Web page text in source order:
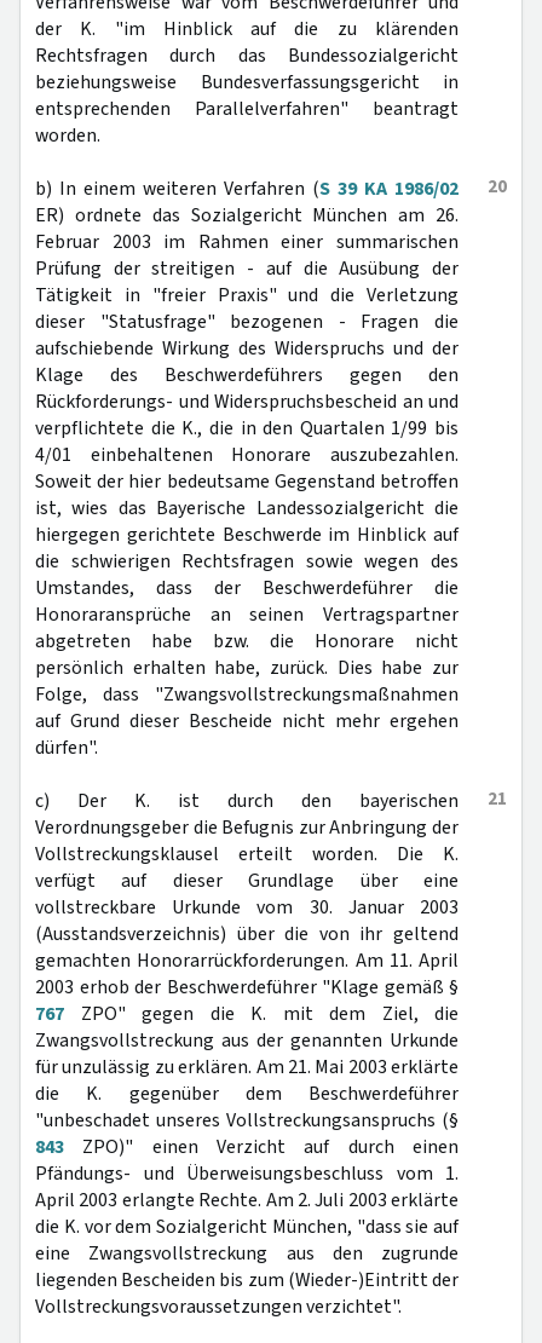
der K. "im Hinblick auf die zu klärenden
Rechtsfragen durch das Bundessozialgericht
beziehungsweise Bundesverfassungsgericht in
entsprechenden Parallelverfahren" beantragt
worden.
20
b) In einem weiteren Verfahren (S 39 KA 1986/02
ER) ordnete das Sozialgericht München am 26.
Februar 2003 im Rahmen einer summarischen
Prüfung der streitigen - auf die Ausübung der
Tätigkeit in "freier Praxis" und die Verletzung
dieser "Statusfrage" bezogenen - Fragen die
aufschiebende Wirkung des Widerspruchs und der
Klage des Beschwerdeführers gegen den
Rückforderungs- und Widerspruchsbescheid an und
verpflichtete die K., die in den Quartalen 1/99 bis
4/01 einbehaltenen Honorare auszubezahlen.
Soweit der hier bedeutsame Gegenstand betroffen
ist, wies das Bayerische Landessozialgericht die
hiergegen gerichtete Beschwerde im Hinblick auf
die schwierigen Rechtsfragen sowie wegen des
Umstandes, dass der Beschwerdeführer die
Honoraransprüche an seinen Vertragspartner
abgetreten habe bzw. die Honorare nicht
persönlich erhalten habe, zurück. Dies habe zur
Folge, dass "Zwangsvollstreckungsmaßnahmen
auf Grund dieser Bescheide nicht mehr ergehen
dürfen".
21
c) Der K. ist durch den bayerischen
Verordnungsgeber die Befugnis zur Anbringung der
Vollstreckungsklausel erteilt worden. Die K.
verfügt auf dieser Grundlage über eine
vollstreckbare Urkunde vom 30. Januar 2003
(Ausstandsverzeichnis) über die von ihr geltend
gemachten Honorarrückforderungen. Am 11. April
2003 erhob der Beschwerdeführer "Klage gemäß §
767 ZPO" gegen die K. mit dem Ziel, die
Zwangsvollstreckung aus der genannten Urkunde
für unzulässig zu erklären. Am 21. Mai 2003 erklärte
die K. gegenüber dem Beschwerdeführer
"unbeschadet unseres Vollstreckungsanspruchs (§
843 ZPO)" einen Verzicht auf durch einen
Pfändungs- und Überweisungsbeschluss vom 1.
April 2003 erlangte Rechte. Am 2. Juli 2003 erklärte
die K. vor dem Sozialgericht München, "dass sie auf
eine Zwangsvollstreckung aus den zugrunde
liegenden Bescheiden bis zum (Wieder-)Eintritt der
Vollstreckungsvoraussetzungen verzichtet".